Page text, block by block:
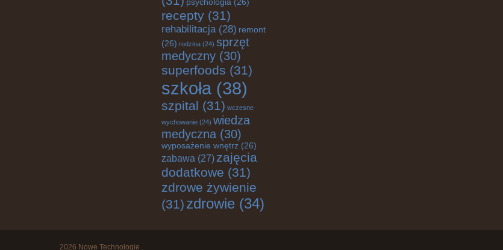
psychologia (26)
recepty (31)
rehabilitacja(28) remont
(26) rodzina (24) sprzęt
medyczny (30)
superfoods (31)
szkoła (38)
szpital (31) wczesne
wychowanie (24) wiedza
medyczna (30)
wyposażenie wnętrz (26)
zabawa (27)zajęcia
dodatkowe (31)
zdrowe żywienie
(31) zdrowie (34)
2026 Nowe Technologie .